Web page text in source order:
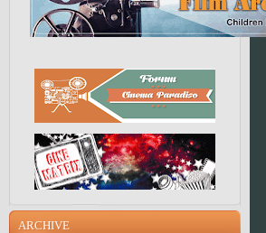
ARCHIVE